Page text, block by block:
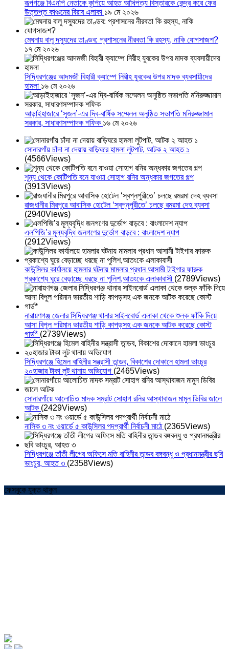
রূপগঞ্জে বিএনপি নেতাকে কুপিয়ে আহত আধিপত্য বিস্তারকে কেন্দ্র করে ফের
উত্তপ্ত কাঞ্চনের বিরাব এলাকা ১৯ মে ২০২৬
মেঘনায় বালু দস্যুদের তাণ্ডব: প্রশাসনের নীরবতা কি রহস্য, নাকি যোগসাজশ?
১৭ মে ২০২৬
সিদ্ধিরগঞ্জের আদমজী বিহারী ক্যাম্পে নিরীহ যুবকের উপর মাদক ব্যবসায়ীদের
হামলা ১৬ মে ২০২৬
আড়াইহাজারে ‘সুজন’-এর দ্বি-বার্ষিক সম্মেলন অনুষ্ঠিত সভাপতি মনিরুজ্জামান
সরকার, সাধারণসম্পাদক শফিক ১৬ মে ২০২৬
সোনারগাঁয় চাঁদা না দেয়ায় বাড়িঘরে হামলা লুটপাট, আটক ২ আহত ১
(4566Views)
শূন্য থেকে কোটিপতি বনে যাওয়া সোহাগ রনির অন্ধকার জগতের গল্প
(3913Views)
রাজধানীর মিরপুরে আবাসিক হোটেল ‘স্বপ্নপুরীতে’ চলছে রমরমা দেহ ব্যবসা
(2940Views)
এলপিজি’র মূল্যবৃদ্ধি জনগণের দুর্ভোগ বাড়বে : বাংলাদেশ ন্যাপ
(2912Views)
কাউন্সিলর কার্যালয়ে হামলার ঘটনায় মামলার প্রধান আসামী টাইগার ফারুক
প্রকাশ্যে ঘুরে বেড়াচ্ছে ধরছে না পুলিশ,আতংকে এলাকাবাসী (2789Views)
নারায়ণগঞ্জ জেলার সিদ্ধিরগঞ্জ থানার সাইনবোর্ড এলাকা থেকে শুল্ক ফাঁকি দিয়ে
আসা বিপুল পরিমান ভারতীয় শাড়ি কাপড়সহ এক জনকে আটক করেছে কোস্ট
গার্ড* (2739Views)
সিদ্ধিরগঞ্জে হিমেল বাহিনীর সন্ত্রাসী তান্ডব, বিকাশের দোকানে হামলা ভাংচুর
২০হাজার টাকা লুট থানায় অভিযোগ (2465Views)
সোনারগাঁয়ে আলোচিত মাদক সম্রাট সোহাগ রনির আস্থাবাজন মামুন ডিবির জালে
আটক (2429Views)
নাসিক ৩ নং ওয়ার্ডে ৫ কাউন্সিলর পদপ্রার্থী নির্বাচনী মাঠে (2365Views)
সিদ্ধিরগঞ্জে তাঁতী লীগের অফিসে মতি বাহিনীর তান্ডব বঙ্গবন্ধু ও প্রধানমন্ত্রীর ছবি
ভাংচুর, আহত ৩ (2358Views)
ফেসবুকে যুক্ত থাকুন